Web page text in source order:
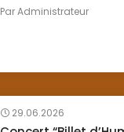
ParAdministrateur
29.06.2026